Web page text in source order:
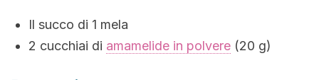
Il succo di 1 mela
2 cucchiai di amamelide in polvere (20 g)